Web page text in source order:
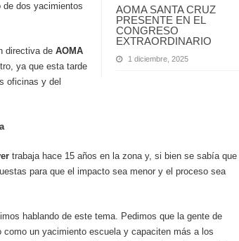
AOMA SANTA CRUZ
PRESENTE EN EL
CONGRESO
EXTRAORDINARIO
1 diciembre, 2025
de dos yacimientos
directiva de AOMA
ya que esta tarde
oficinas y del
trabaja hace 15 años en la zona y, si bien se sabía que
para que el impacto sea menor y el proceso sea
hablando de este tema. Pedimos que la gente de
un yacimiento escuela y capaciten más a los